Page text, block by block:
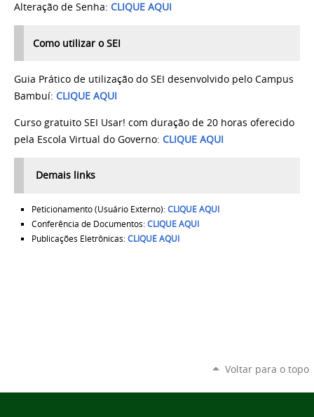
Alteração de Senha: CLIQUE AQUI
Como utilizar o SEI
Guia Prático de utilização do SEI desenvolvido pelo Campus
Bambuí: CLIQUE AQUI
Curso gratuito SEI Usar! com duração de 20 horas oferecido
pela Escola Virtual do Governo: CLIQUE AQUI
Demais links
Peticionamento (Usuário Externo):CLIQUE AQUI
Conferência de Documentos:CLIQUE AQUI
Publicações Eletrônicas:CLIQUE AQUI
Voltar para o topo